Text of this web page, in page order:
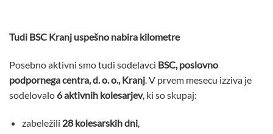
Tudi BSC Kranj uspešno nabira kilometre
Posebno aktivni smo tudi sodelavci BSC, poslovno
podpornega centra, d. o. o., Kranj. V prvem mesecu izziva je
sodelovalo 6 aktivnih kolesarjev, ki so skupaj:
zabeležili 28 kolesarskih dni,